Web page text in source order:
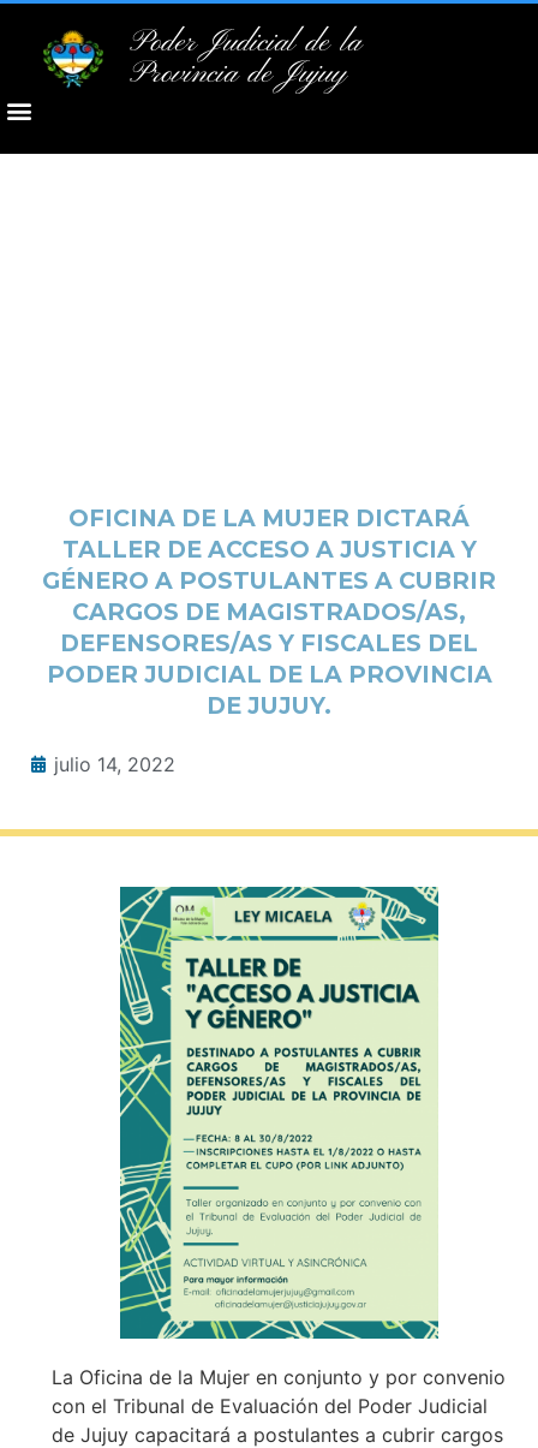
Poder Judicial de la
Provincia de Jujuy
OFICINA DE LA MUJER DICTARÁ
TALLER DE ACCESO A JUSTICIA Y
GÉNERO A POSTULANTES A CUBRIR
CARGOS DE MAGISTRADOS/AS,
DEFENSORES/AS Y FISCALES DEL
PODER JUDICIAL DE LA PROVINCIA
DE JUJUY.
julio 14, 2022
La Oficina de la Mujer en conjunto y por convenio
con el Tribunal de Evaluación del Poder Judicial
de Jujuy capacitará a postulantes a cubrir cargos